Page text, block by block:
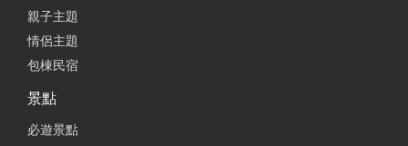
親子主題
情侶主題
包棟民宿
景點
必遊景點